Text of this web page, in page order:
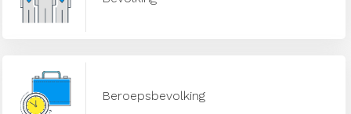
Beroepsbevolking